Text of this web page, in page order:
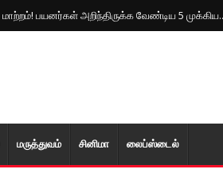
மாற்றம்! பயனர்கள் அறிந்திருக்க வேண்டிய 5 முக்கிய..
மரு‌த்துவ‌ம் சினிமா லைப்ஸ்டைல்